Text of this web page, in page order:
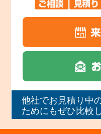
他社でお見積り中
ためにもぜひ比較